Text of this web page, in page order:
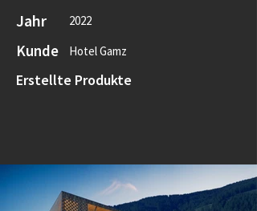
Jahr 2022
Kunde Hotel Gamz
Erstellte Produkte